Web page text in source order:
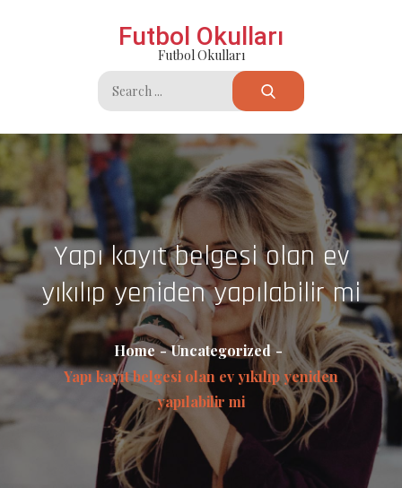
Futbol Okulları
Futbol Okulları
Search
for:
Yapı kayıt belgesi olan ev
yıkılıp yeniden yapılabilir mi
Home
Uncategorized
Yapı kayıt belgesi olan ev yıkılıp yeniden
yapılabilir mi